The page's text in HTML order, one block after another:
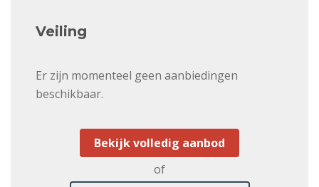
Veiling
Er zijn momenteel geen aanbiedingen
beschikbaar.
Bekijk volledig aanbod
of